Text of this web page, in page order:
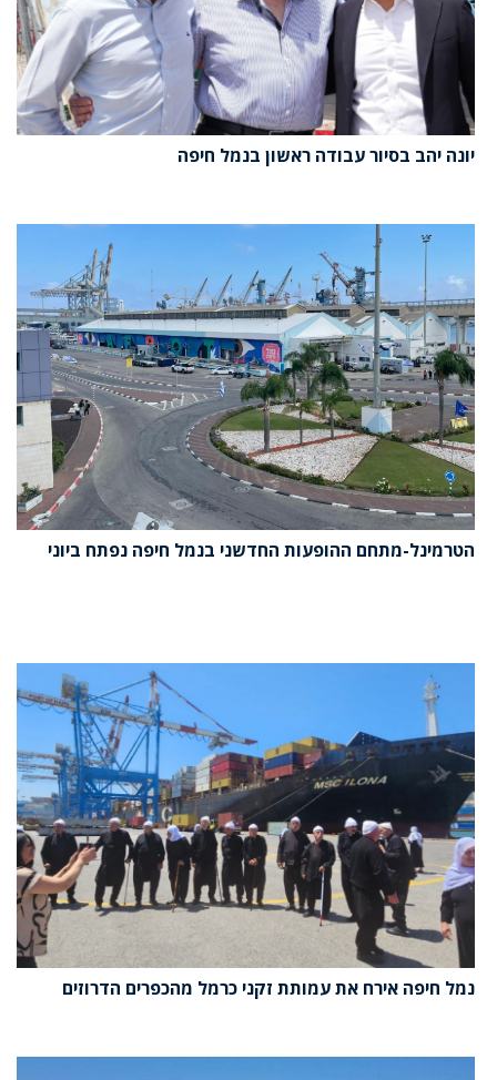
יונה יהב בסיור עבודה ראשון בנמל חיפה
הטרמינל-מתחם ההופעות החדשני בנמל חיפה נפתח ביוני
נמל חיפה אירח את עמותת זקני כרמל מהכפרים הדרוזים